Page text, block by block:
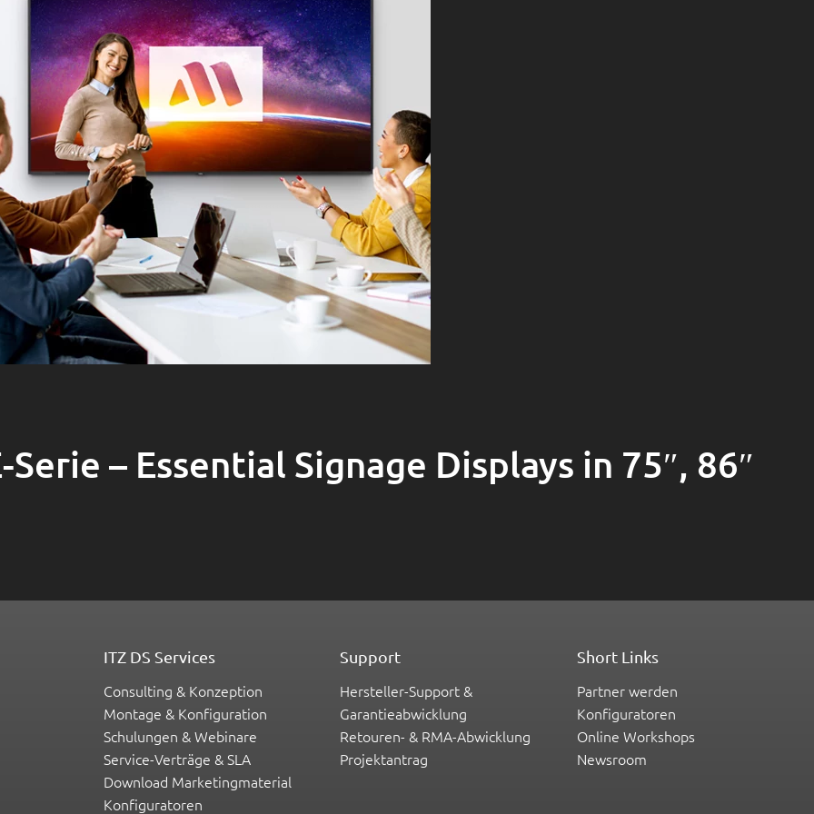
– Essential Signage Displays in 75″, 86″
ITZ DS Services
Consulting & Konzeption
Montage & Konfiguration
Schulungen & Webinare
Service-Verträge & SLA
Download Marketingmaterial
Konfiguratoren
Support
Hersteller-Support &
Garantieabwicklung
Retouren- & RMA-Abwicklung
Projektantrag
Short Links
Partner werden
Konfiguratoren
Online Workshops
Newsroom